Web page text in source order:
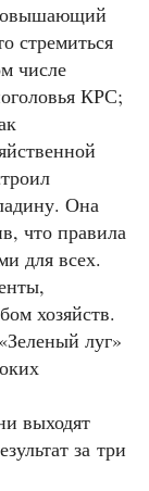
стремиться
числе
КРС;
Она
что правила
для всех.
хозяйств.
луг»
выходят
за три